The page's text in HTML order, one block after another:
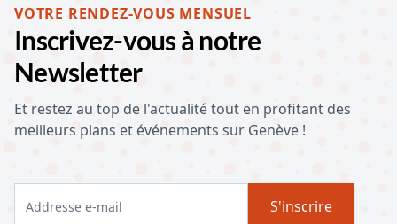
VOTRE RENDEZ-VOUS MENSUEL
Inscrivez-vous à notre
Newsletter
Et restez au top de l'actualité tout en profitant des
meilleurs plans et événements sur Genève !
S'inscrire